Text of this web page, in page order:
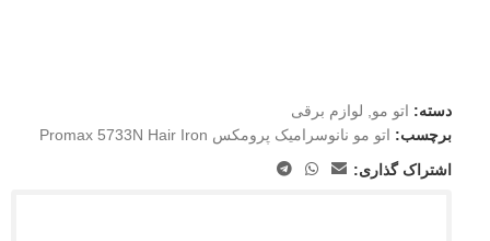
دسته: اتو مو
لوازم برقی
برچسب: اتو مو نانوسرامیک پرومکس Promax 5733N Hair Iron
اشتراک گذاری: